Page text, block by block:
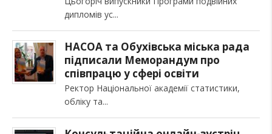
дипломів ус
НАСОА та Обухівська міська рада
підписали Меморандум про
співпрацю у сфері освіти
Ректор Національної академії статистики,
обліку та